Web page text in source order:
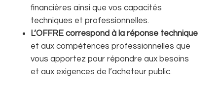
financières ainsi que vos capacités
techniques et professionnelles.
L’OFFRE correspond à la réponse technique
et aux compétences professionnelles que
vous apportez pour répondre aux besoins
et aux exigences de l’acheteur public.